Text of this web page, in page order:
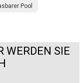
Pool
WERDEN SIE